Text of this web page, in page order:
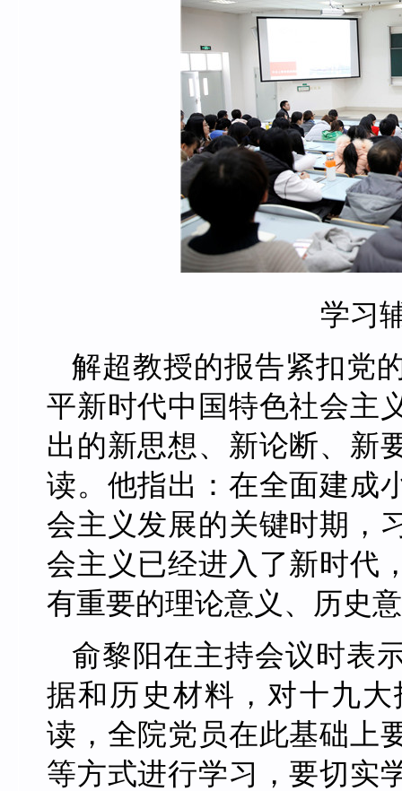
学习
解超教授的报告紧扣党
平新时代中国特色社会主
出的新思想、新论断、新
读。他指出：在全面建成
会主义发展的关键时期，
会主义已经进入了新时代
有重要的理论意义、历史
俞黎阳在主持会议时表
据和历史材料，对十九
读，全院党员在此基础上
等方式进行学习，要切实